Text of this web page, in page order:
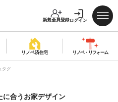
新規会員登録ログイン
リノベ済住宅 リノベ・ リフォーム
タグ
に合うお家デザイン